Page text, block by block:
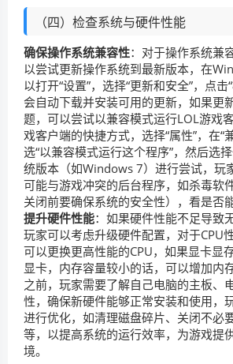
（四）检查系统与硬件性能
确保操作系统兼容性：对于操作系统兼
以尝试更新操作系统到最新版本，在
以打开“设置”，选择“更新和安全”，点击
会自动下载并安装可用的更新，如果更
题，可以尝试以兼容模式运行LOL游戏
戏客户端的快捷方式，选择“属性”，在“
选“以兼容模式运行这个程序”，然后选
统版本（如Windows 7）进行尝试，玩
可能与游戏冲突的后台程序，如杀毒软
关闭前要确保系统的安全性），看是否
提升硬件性能：如果硬件性能不足导致
玩家可以考虑升级硬件配置，对于CPU
可以更换更高性能的CPU，如果显卡显
显卡，内存容量较小的话，可以增加内
之前，玩家需要了解自己电脑的主板、
性，确保新硬件能够正常安装和使用，
进行优化，如清理磁盘碎片、关闭不必
等，以提高系统的运行效率，为游戏提
境。